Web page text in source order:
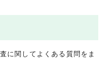
に関してよくある質問をま